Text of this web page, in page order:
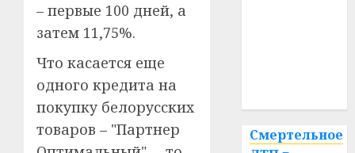
– первые 100 дней, а
затем 11,75%.
Что касается еще
одного кредита на
покупку белорусских
товаров – "Партнер
Смертельное